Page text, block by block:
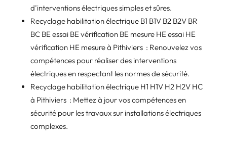
d’interventions électriques simples et sûres.
Recyclage habilitation électrique B1 B1V B2 B2V BR
BC BE essai BE vérification BE mesure HE essai HE
vérification HE mesure à Pithiviers : Renouvelez vos
compétences pour réaliser des interventions
électriques en respectant les normes de sécurité.
Recyclage habilitation électrique H1 H1V H2 H2V HC
à Pithiviers : Mettez à jour vos compétences en
sécurité pour les travaux sur installations électriques
complexes.